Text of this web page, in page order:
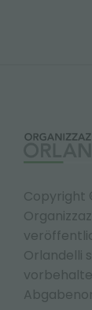
Copyright
Orlandelli